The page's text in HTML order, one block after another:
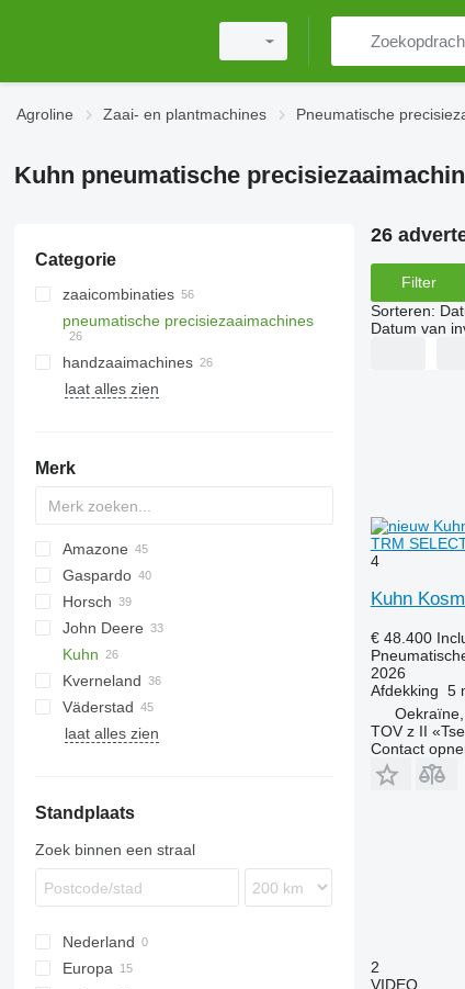
Agroline Zaai- en plantmachines Pneumatische
Kuhn pneumatische
Categorie
zaaicombinaties
pneumatische precisiezaaimachines
handzaaimachines
laat alles zien
Merk
Monopill
Optima
Amazone
Citan
ED
Precea
Aeromat
8
Vesta
Gaspardo
Romina
SP
PD
YP
MATRIX
Horsch
Focus
Maestro
Maistro
Pronto
John Deere
7R
740A
1745
1780
DB
3000
3600
3650
3700
Demeter
Kuhn
Challenger
Maxima
Maxima 2
Planter
Kverneland
Accord
MSC
Azurit
Solitair
555
MS
NG
Terrasem
Prosem
Sigma 5
SPM
Väderstad
Rapid
laat alles zien
Standplaats
Zoek binnen een straal
Nederland
Europa
26
Filter
Sorteren:
Datum van
TRM
4
Kuhn
€ 48.400
2026
Afdekking 5
TOV z II
Contact
2
VIDEO